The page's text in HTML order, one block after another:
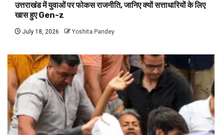
उत्तराखंड में युवाओं पर फोकस राजनीति, जानिए क्यों सत्ताधारियों के लिए
खास हुए Gen-z
July 18, 2026 Yoshita Pandey